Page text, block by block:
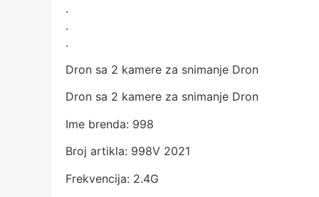
.
.
.
Dron sa 2 kamere za snimanje Dron
Dron sa 2 kamere za snimanje Dron
Ime brenda: 998
Broj artikla: 998V 2021
Frekvencija: 2.4G